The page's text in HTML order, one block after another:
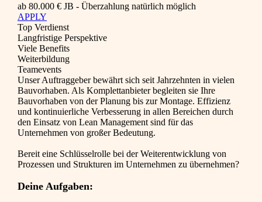
ab 80.000 € JB - Überzahlung natürlich möglich
APPLY
Top Verdienst
Langfristige Perspektive
Viele Benefits
Weiterbildung
Teamevents
Unser Auftraggeber bewährt sich seit Jahrzehnten in vielen
Bauvorhaben. Als Komplettanbieter begleiten sie Ihre
Bauvorhaben von der Planung bis zur Montage. Effizienz
und kontinuierliche Verbesserung in allen Bereichen durch
den Einsatz von Lean Management sind für das
Unternehmen von großer Bedeutung.
Bereit eine Schlüsselrolle bei der Weiterentwicklung von
Prozessen und Strukturen im Unternehmen zu übernehmen?
Deine Aufgaben: